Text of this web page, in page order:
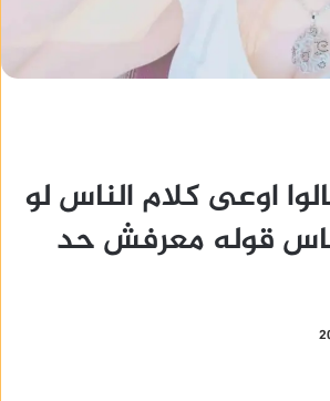
اوعى كلام الناس لو
قوله معرفش حد